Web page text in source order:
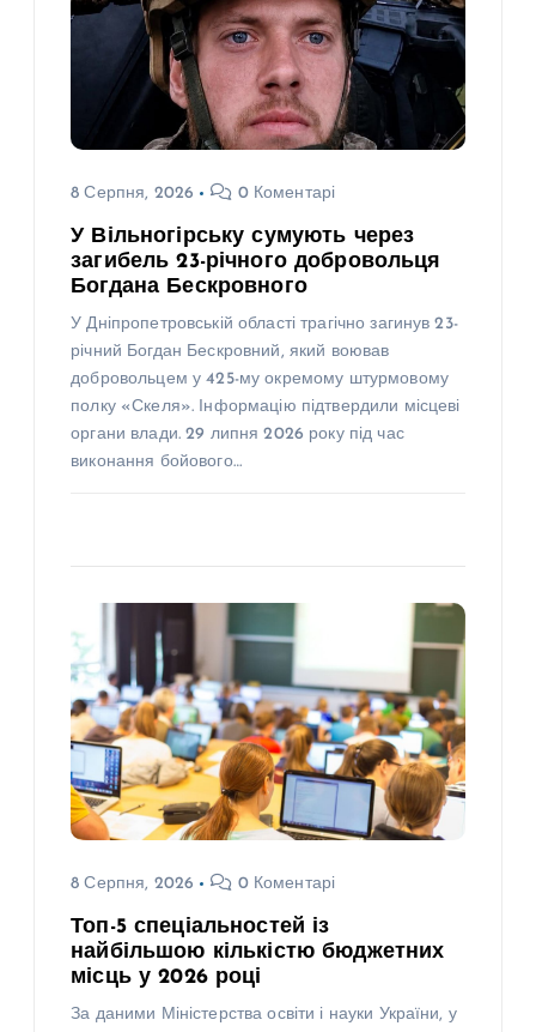
8 Серпня, 2026 0 Коментарі
У Вільногірську сумують через
загибель 23-річного добровольця
Богдана Бескровного
У Дніпропетровській області трагічно загинув 23-
річний Богдан Бескровний, який воював
добровольцем у 425-му окремому штурмовому
полку «Скеля». Інформацію підтвердили місцеві
органи влади. 29 липня 2026 року під час
виконання бойового…
8 Серпня, 2026 0 Коментарі
Топ-5 спеціальностей із
найбільшою кількістю бюджетних
місць у 2026 році
За даними Міністерства освіти і науки України, у